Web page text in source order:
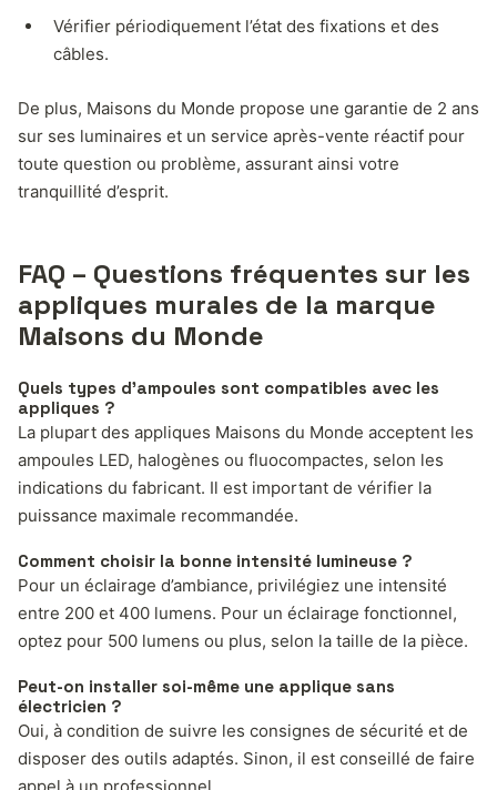
Vérifier périodiquement l’état des fixations et des
câbles.
De plus, Maisons du Monde propose une garantie de 2 ans
sur ses luminaires et un service après-vente réactif pour
toute question ou problème, assurant ainsi votre
tranquillité d’esprit.
FAQ – Questions fréquentes sur les
appliques murales de la marque
Maisons du Monde
Quels types d’ampoules sont compatibles avec les
appliques ?
La plupart des appliques Maisons du Monde acceptent les
ampoules LED, halogènes ou fluocompactes, selon les
indications du fabricant. Il est important de vérifier la
puissance maximale recommandée.
Comment choisir la bonne intensité lumineuse ?
Pour un éclairage d’ambiance, privilégiez une intensité
entre 200 et 400 lumens. Pour un éclairage fonctionnel,
optez pour 500 lumens ou plus, selon la taille de la pièce.
Peut-on installer soi-même une applique sans
électricien ?
Oui, à condition de suivre les consignes de sécurité et de
disposer des outils adaptés. Sinon, il est conseillé de faire